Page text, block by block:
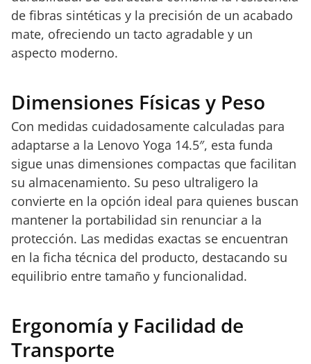
de fibras sintéticas y la precisión de un acabado
mate, ofreciendo un tacto agradable y un
aspecto moderno.
Dimensiones Físicas y Peso
Con medidas cuidadosamente calculadas para
adaptarse a la Lenovo Yoga 14.5″, esta funda
sigue unas dimensiones compactas que facilitan
su almacenamiento. Su peso ultraligero la
convierte en la opción ideal para quienes buscan
mantener la portabilidad sin renunciar a la
protección. Las medidas exactas se encuentran
en la ficha técnica del producto, destacando su
equilibrio entre tamaño y funcionalidad.
Ergonomía y Facilidad de
Transporte